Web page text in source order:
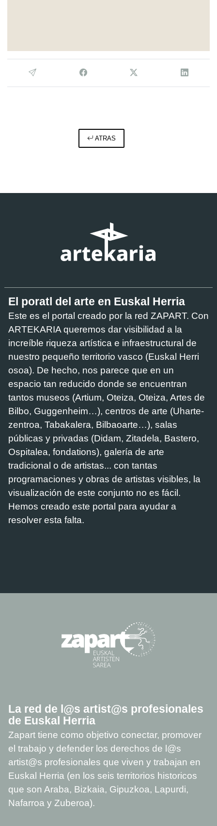
ATRAS
El poratl del arte en Euskal Herria
Este es el portal creado por la red ZAPART. Con
ARTEKARIA queremos dar visibilidad a la
increíble riqueza artística e infraestructural de
nuestro pequeño territorio vasco (Euskal Herri
osoa). De hecho, nos parece que en un
espacio tan reducido donde se encuentran
tantos museos (Artium, Oteiza, Oteiza, Artes de
Bilbo, Guggenheim…), centros de arte (Uharte-
zentroa, Tabakalera, Bilbaoarte…), salas
públicas y privadas (Didam, Zitadela, Bastero,
Ospitalea, fondations), galería de arte
tradicional o de artistas... con tantas
programaciones y obras de artistas visibles, la
visualización de este conjunto no es fácil.
Hemos creado este portal para ayudar a
resolver esta falta.
La red de l@s artist@s profesionales
de Euskal Herria
Zapart tiene como objetivo conectar, promover
el trabajo y defender los derechos de l@s
artist@s profesionales que viven y trabajan en
Euskal Herria (en los seis territorios historicos
que son Araba, Bizkaia, Gipuzkoa, Lapurdi,
Nafarroa y Zuberoa).